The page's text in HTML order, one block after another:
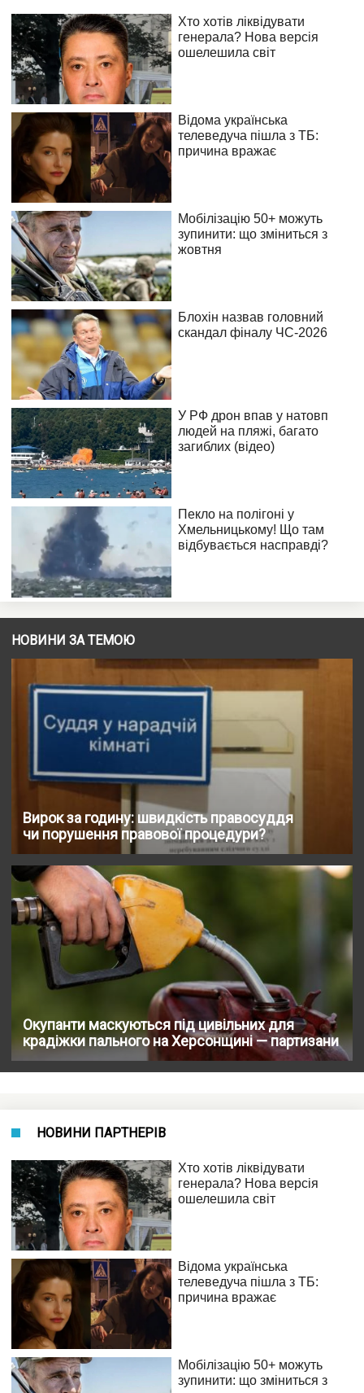
НОВИНИ ЗА ТЕМОЮ
Вирок за годину: швидкість правосуддя
чи порушення правової процедури?
Окупанти маскуються під цивільних для
крадіжки пального на Херсонщині — партизани
НОВИНИ ПАРТНЕРІВ